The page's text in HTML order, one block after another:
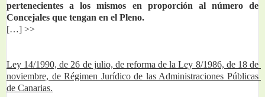
pertenecientes a los mismos en proporción al número de
Concejales que tengan en el Pleno.
[…] >>
Ley 14/1990, de 26 de julio, de reforma de la Ley 8/1986, de 18 de
noviembre, de Régimen Jurídico de las Administraciones Públicas
de Canarias.